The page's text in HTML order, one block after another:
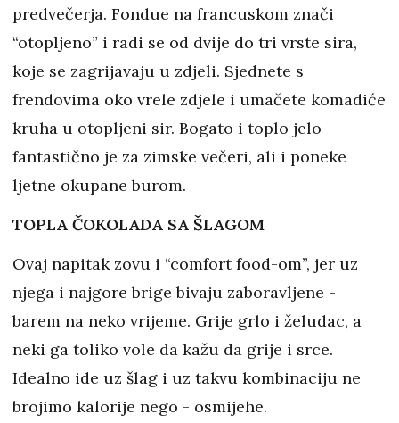
predvečerja. Fondue na francuskom znači
“otopljeno” i radi se od dvije do tri vrste sira,
koje se zagrijavaju u zdjeli. Sjednete s
frendovima oko vrele zdjele i umačete komadiće
kruha u otopljeni sir. Bogato i toplo jelo
fantastično je za zimske večeri, ali i poneke
ljetne okupane burom.
TOPLA ČOKOLADA SA ŠLAGOM
Ovaj napitak zovu i “comfort food-om”, jer uz
njega i najgore brige bivaju zaboravljene -
barem na neko vrijeme. Grije grlo i želudac, a
neki ga toliko vole da kažu da grije i srce.
Idealno ide uz šlag i uz takvu kombinaciju ne
brojimo kalorije nego - osmijehe.